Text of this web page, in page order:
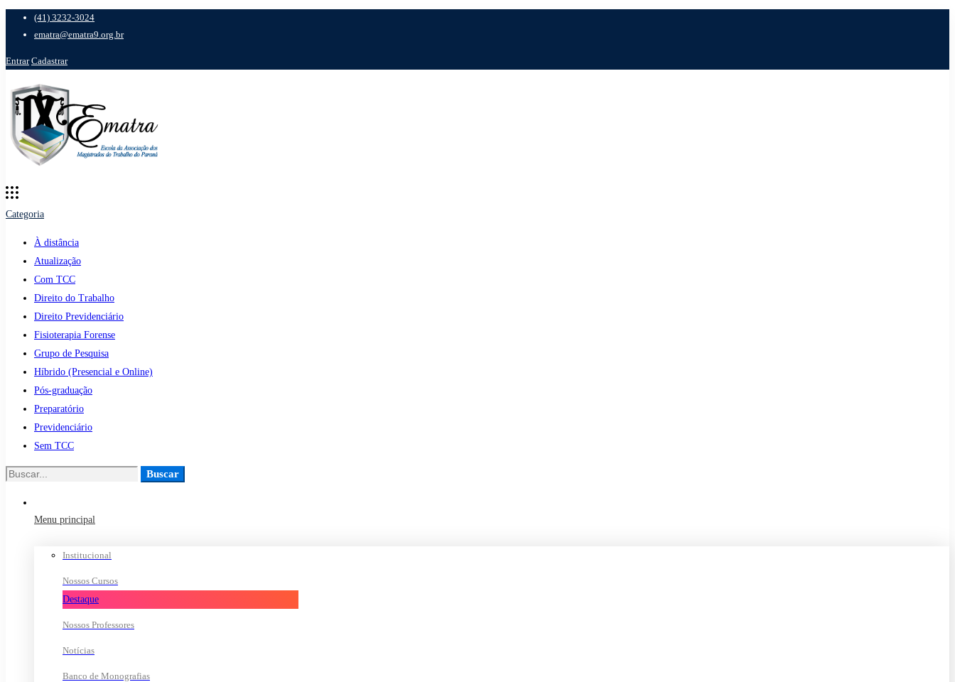
(41) 3232-3024
ematra@ematra9.org.br
Entrar Cadastrar
Categoria
À distância
Atualização
Com TCC
Direito do Trabalho
Direito Previdenciário
Fisioterapia Forense
Grupo de Pesquisa
Híbrido (Presencial e Online)
Pós-graduação
Preparatório
Previdenciário
Sem TCC
Buscar
Buscar
Menu principal
Institucional
Nossos Cursos
Destaque
Nossos Professores
Notícias
Banco de Monografias